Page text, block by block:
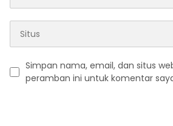
Simpan nama, email, dan situs
peramban ini untuk komentar